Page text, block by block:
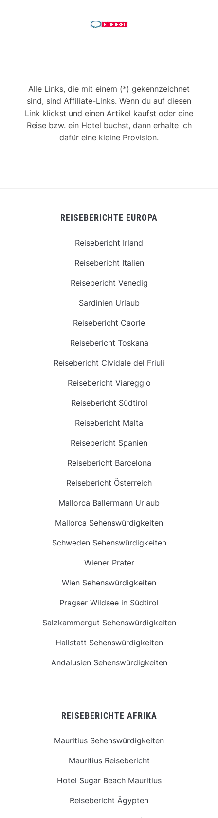
Alle Links, die mit einem (*) gekennzeichnet
sind, sind Affiliate-Links. Wenn du auf diesen
Link klickst und einen Artikel kaufst oder eine
Reise bzw. ein Hotel buchst, dann erhalte ich
dafür eine kleine Provision.
REISEBERICHTE EUROPA
Reisebericht Irland
Reisebericht Italien
Reisebericht Venedig
Sardinien Urlaub
Reisebericht Caorle
Reisebericht Toskana
Reisebericht Cividale del Friuli
Reisebericht Viareggio
Reisebericht Südtirol
Reisebericht Malta
Reisebericht Spanien
Reisebericht Barcelona
Reisebericht Österreich
Mallorca Ballermann Urlaub
Mallorca Sehenswürdigkeiten
Schweden Sehenswürdigkeiten
Wiener Prater
Wien Sehenswürdigkeiten
Pragser Wildsee in Südtirol
Salzkammergut Sehenswürdigkeiten
Hallstatt Sehenswürdigkeiten
Andalusien Sehenswürdigkeiten
REISEBERICHTE AFRIKA
Mauritius Sehenswürdigkeiten
Mauritius Reisebericht
Hotel Sugar Beach Mauritius
Reisebericht Ägypten